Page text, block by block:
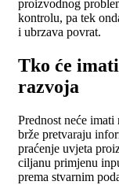
proizvodnog
kontrolu, pa tek
i ubrzava povrat.
Tko će
razvoja
Prednost neće
brže pretvaraju
praćenje uvjeta
ciljanu primjenu
prema stvarnim